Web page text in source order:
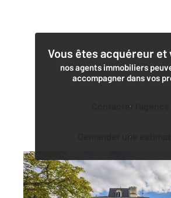
Vous êtes acquéreur et
nos agents immobiliers
accompagner dans vos
Contacter l'agence
Demander une
VILLENAVE D ORNON 33
265 m2, 9 pièces
Ref : 487